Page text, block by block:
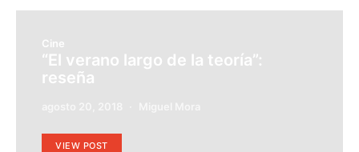
Cine
“El verano largo de la teoría”:
reseña
VIEW POST